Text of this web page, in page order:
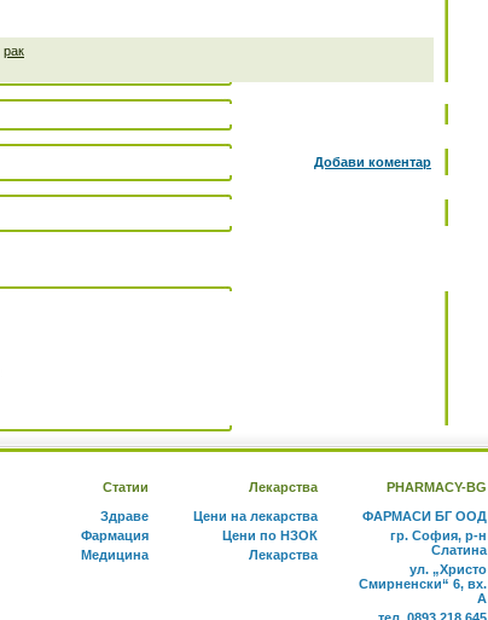
рак
Добави коментар
Статии
Здраве
Фармация
Медицина
Лекарства
Цени на лекарства
Цени по НЗОК
Лекарства
PHARMACY-BG
ФАРМАСИ БГ ООД
гр. София, р-н
Слатина
ул. „Христо
Смирненски“ 6, вх.
А